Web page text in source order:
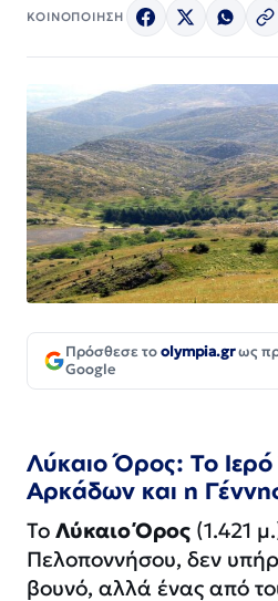
ΚΟΙΝΟΠΟΙΗΣΗ
Πρόσθεσε τοolympia.grως
Google
Λύκαιο Όρος: Το
Αρκάδων και η
Το Λύκαιο Όρος (1.421
Πελοποννήσου, δεν
βουνό, αλλά ένας από